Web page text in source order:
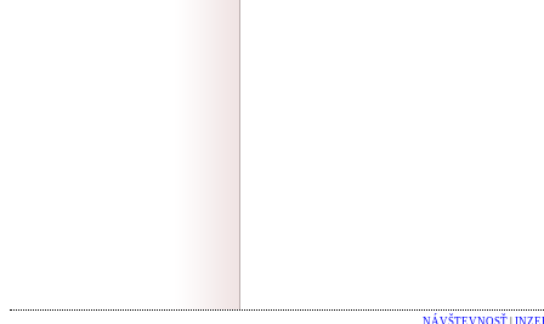
NÁVŠTEVNOSŤ